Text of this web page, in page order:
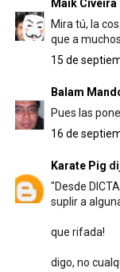
Maik Civeira
Mira tú, la
que a
15 de
Balam
Pues las
16 de
Karate Pig
"Desde
suplir a
que rifada!
digo, no